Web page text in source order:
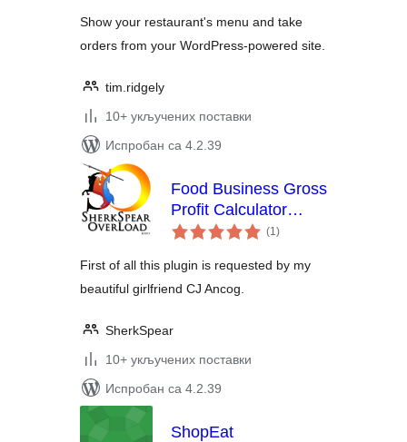
Show your restaurant's menu and take
orders from your WordPress-powered site.
tim.ridgely
10+ укључених поставки
Испробан са 4.2.39
Food Business Gross
Profit Calculator
Plugin
(1укупних
оцена
)
First of all this plugin is requested by my
beautiful girlfriend CJ Ancog.
SherkSpear
10+ укључених поставки
Испробан са 4.2.39
ShopEat